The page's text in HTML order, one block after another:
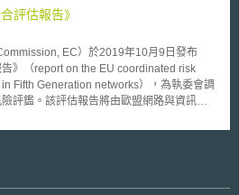
控股公司成立計畫書內應包含成立目的、
包含技術控股公司擁有之人力及設施等相關
控股公司之成立，則應發予申請人1份「技
，則應告知申請人不予許可之事由。而 技
立子公司，但必須持有該子公司之20%以上
。 (三)技術控股公司業務範
公司之分割等相關業務 4.支援子公司
年12月19日舉辦第3次會議，公布農業AI
用AI研發之農業產品和服務相關之智慧財產
當事人等）及農業AI模型研發流程等基本概
意事項︰說明AI產品和服務契約之特徵和注
行研發之當事人訂定契約時應注意的問題，
評估報告》
EC）於2019年10月9日發布
告》（report on the EU coordinated risk
Fifth Generation networks），為執委會調
評鑑。該評估報告將由歐盟網路與資訊安
展5G行動通訊所帶來的網路安全威脅。
的服務和應用等技術創新，以及技術創新
：若5G通訊營運業者對供應商過度依賴，